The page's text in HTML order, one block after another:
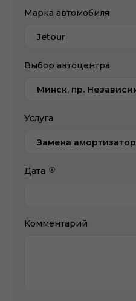
Марка автомобиля
Jetour
Выбор автоцентра
Минск, пр.
Услуга
Замена
Дата
Комментарий